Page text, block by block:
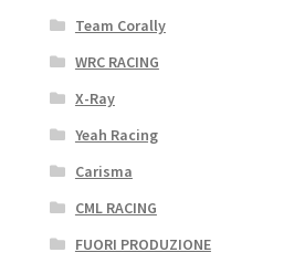
Team Corally
WRC RACING
X-Ray
Yeah Racing
Carisma
CML RACING
FUORI PRODUZIONE